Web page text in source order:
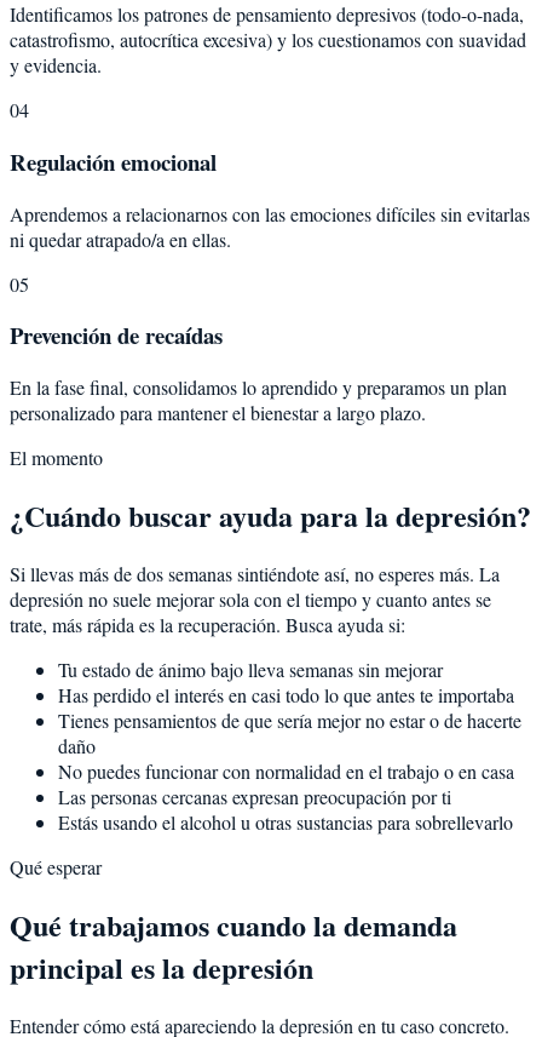
Identificamos los patrones de pensamiento depresivos (todo-o-nada,
catastrofismo, autocrítica excesiva) y los cuestionamos con suavidad
y evidencia.
04
Regulación emocional
Aprendemos a relacionarnos con las emociones difíciles sin evitarlas
ni quedar atrapado/a en ellas.
05
Prevención de recaídas
En la fase final, consolidamos lo aprendido y preparamos un plan
personalizado para mantener el bienestar a largo plazo.
El momento
¿Cuándo buscar ayuda para la depresión?
Si llevas más de dos semanas sintiéndote así, no esperes más. La
depresión no suele mejorar sola con el tiempo y cuanto antes se
trate, más rápida es la recuperación. Busca ayuda si:
Tu estado de ánimo bajo lleva semanas sin mejorar
Has perdido el interés en casi todo lo que antes te importaba
Tienes pensamientos de que sería mejor no estar o de hacerte
daño
No puedes funcionar con normalidad en el trabajo o en casa
Las personas cercanas expresan preocupación por ti
Estás usando el alcohol u otras sustancias para sobrellevarlo
Qué esperar
Qué trabajamos cuando la demanda
principal es la depresión
Entender cómo está apareciendo la depresión en tu caso concreto.